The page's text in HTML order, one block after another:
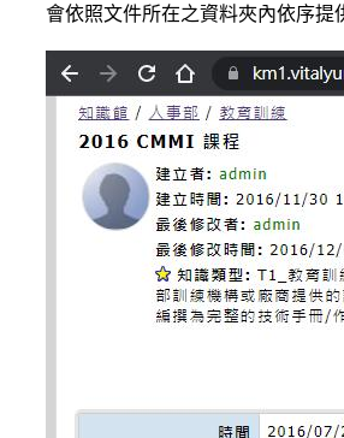
會依照文件所在之資料夾內依序提